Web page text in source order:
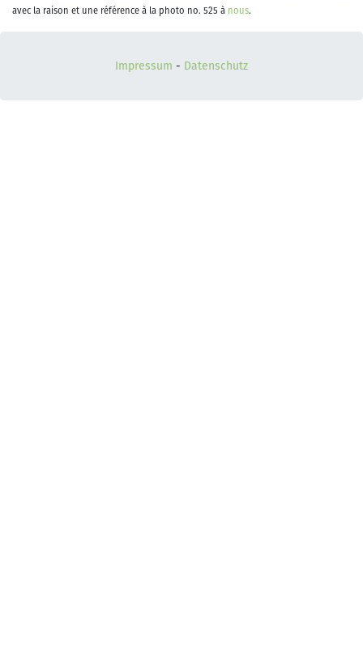
avec la raison et une référence à la photo no. 525 à nous.
Impressum - Datenschutz